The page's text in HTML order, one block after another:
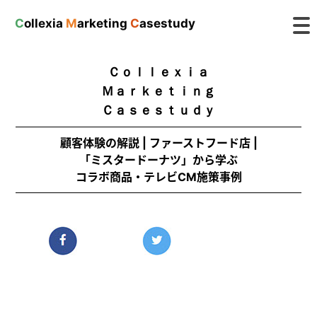
Collexia Marketing Casestudy
Ｃｏｌｌｅｘｉａ
Ｍａｒｋｅｔｉｎｇ
Ｃａｓｅｓｔｕｄｙ
顧客体験の解説 | ファーストフード店 |
「ミスタードーナツ」から学ぶ
コラボ商品・テレビCM施策事例